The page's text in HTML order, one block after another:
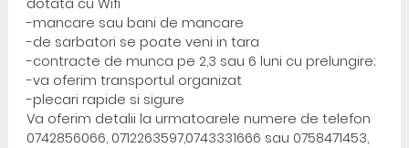
dotata cu Wifi
-mancare sau bani de mancare
-de sarbatori se poate veni in tara
-contracte de munca pe 2,3 sau 6 luni cu prelungire;
-va oferim transportul organizat
-plecari rapide si sigure
Va oferim detalii la urmatoarele numere de telefon
0742856066, 0712263597,0743331666 sau 0758471453,